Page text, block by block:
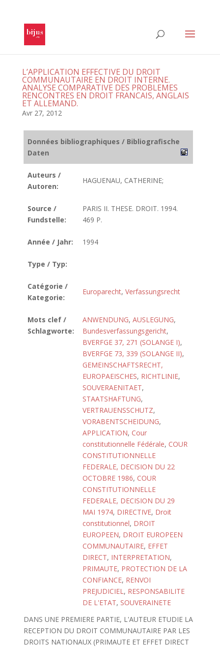
L’APPLICATION EFFECTIVE DU DROIT
COMMUNAUTAIRE EN DROIT INTERNE.
ANALYSE COMPARATIVE DES PROBLEMES
RENCONTRES EN DROIT FRANCAIS, ANGLAIS
ET ALLEMAND.
Avr 27, 2012
Données bibliographiques / Bibliografische
Daten
Auteurs /
Autoren:
HAGUENAU, CATHERINE;
Source /
Fundstelle:
PARIS II. THESE. DROIT. 1994.
469 P.
Année / Jahr: 1994
Type / Typ:
Catégorie /
Kategorie:
Europarecht, Verfassungsrecht
Mots clef /
Schlagworte:
ANWENDUNG, AUSLEGUNG,
Bundesverfassungsgericht,
BVERFGE 37, 271 (SOLANGE I),
BVERFGE 73, 339 (SOLANGE II),
GEMEINSCHAFTSRECHT,
EUROPAEISCHES, RICHTLINIE,
SOUVERAENITAET,
STAATSHAFTUNG,
VERTRAUENSSCHUTZ,
VORABENTSCHEIDUNG,
APPLICATION, Cour
constitutionnelle Fédérale, COUR
CONSTITUTIONNELLE
FEDERALE, DECISION DU 22
OCTOBRE 1986, COUR
CONSTITUTIONNELLE
FEDERALE, DECISION DU 29
MAI 1974, DIRECTIVE, Droit
constitutionnel, DROIT
EUROPEEN, DROIT EUROPEEN
COMMUNAUTAIRE, EFFET
DIRECT, INTERPRETATION,
PRIMAUTE, PROTECTION DE LA
CONFIANCE, RENVOI
PREJUDICIEL, RESPONSABILITE
DE L'ETAT, SOUVERAINETE
DANS UNE PREMIERE PARTIE, L'AUTEUR ETUDIE LA
RECEPTION DU DROIT COMMUNAUTAIRE PAR LES
DROITS NATIONAUX (PRIMAUTE ET EFFET DIRECT